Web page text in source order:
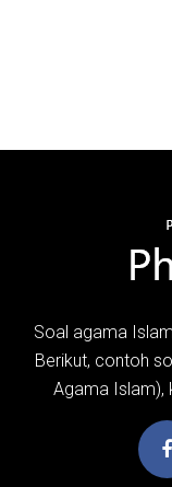
Soal agama
Berikut, contoh
Agama Islam),